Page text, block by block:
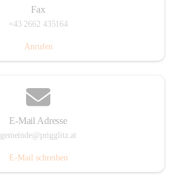
Fax
+43 2662 435164
Anrufen
E-Mail Adresse
gemeinde@prigglitz.at
E-Mail schreiben